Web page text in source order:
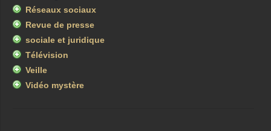
Réseaux sociaux
Revue de presse
sociale et juridique
Télévision
Veille
Vidéo mystère